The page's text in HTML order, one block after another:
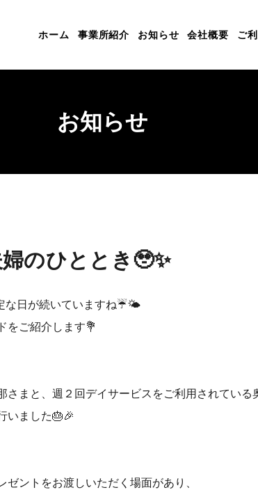
ホーム 事業所紹介 お知らせ 会社概要 ご
お知らせ
のひととき🥹✨
な日が続いていますね☔🌤
をご紹介します💐
さまと、週２回デイサービスをご利用されている
いました🎂🎉
ントをお渡しいただく場面があり、